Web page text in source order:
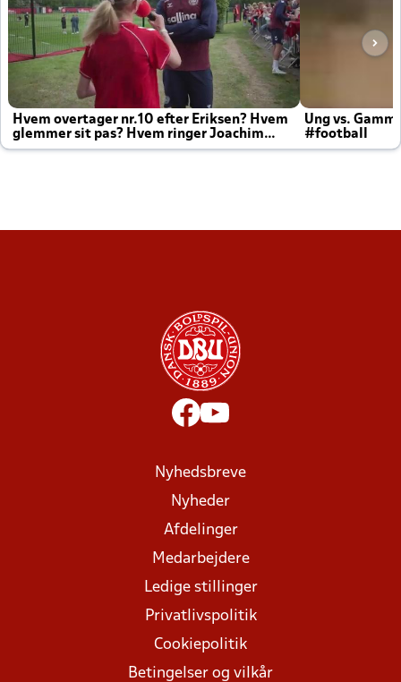
Hvem overtager nr.10 efter Eriksen? Hvem
glemmer sit pas? Hvem ringer Joachim
altid til efter kampe?
Ung vs.
#football
Nyhedsbreve
Nyheder
Afdelinger
Medarbejdere
Ledige stillinger
Privatlivspolitik
Cookiepolitik
Betingelser og vilkår